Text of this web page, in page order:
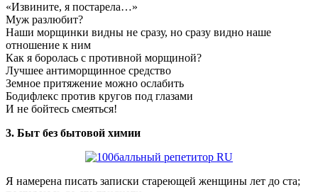
«Извините, я постарела…»
Муж разлюбит?
Наши морщинки видны не сразу, но сразу видно наше
отношение к ним
Как я боролась с противной морщиной?
Лучшее антиморщинное средство
Земное притяжение можно ослабить
Бодифлекс против кругов под глазами
И не бойтесь смеяться!
3. Быт без бытовой химии
Я намерена писать записки стареющей женщины лет до ста;